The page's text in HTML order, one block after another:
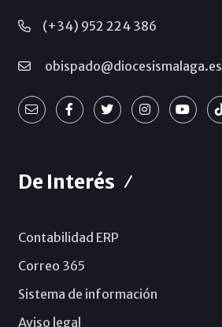
(+34) 952 224 386
obispado@diocesismalaga.es
De Interés
Contabilidad ERP
Correo 365
Sistema de información
Aviso legal